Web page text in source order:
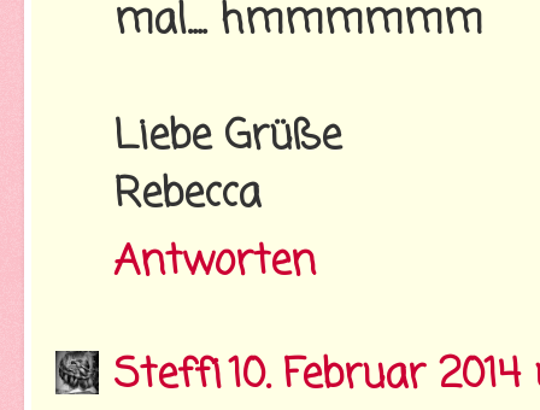
mal.... hmmmmmm
Liebe Grüße
Rebecca
Antworten
Steffi10. Februar 2014